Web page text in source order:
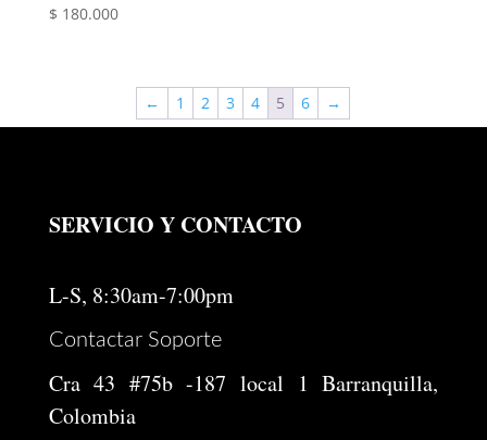
$ 180.000
← 1 2 3 4 5 6 →
SERVICIO Y CONTACTO
L-S, 8:30am-7:00pm
Contactar Soporte
Cra 43 #75b -187 local 1 Barranquilla,
Colombia